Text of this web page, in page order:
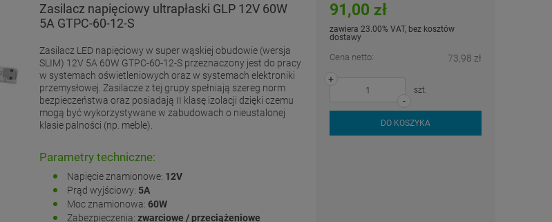
Zasilacz napięciowy ultrapłaski GLP 12V 60W
5A GTPC-60-12-S
Zasilacz LED napięciowy w super wąskiej obudowie (wersja
SLIM) 12V 5A 60W GTPC-60-12-S przeznaczony jest do pracy
w systemach oświetleniowych oraz w systemach elektroniki
przemysłowej. Zasilacze z tej grupy spełniają szereg norm
bezpieczeństwa oraz posiadają II klasę izolacji dzięki czemu
mogą być wykorzystywane w zabudowach o nieustalonej
klasie palności (np. meble).
Parametry techniczne:
Napięcie znamionowe: 12V
Prąd wyjściowy: 5A
Moc znamionowa: 60W
Zabezpieczenia: zwarciowe / przeciążeniowe
91,00 zł
zawiera 23.00% VAT, bez kosztów
dostawy
Cena netto: 73,98 zł
-
+
szt.
DO KOSZYKA